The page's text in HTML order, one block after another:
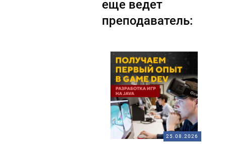
еще ведет
преподаватель:
25.08.2026